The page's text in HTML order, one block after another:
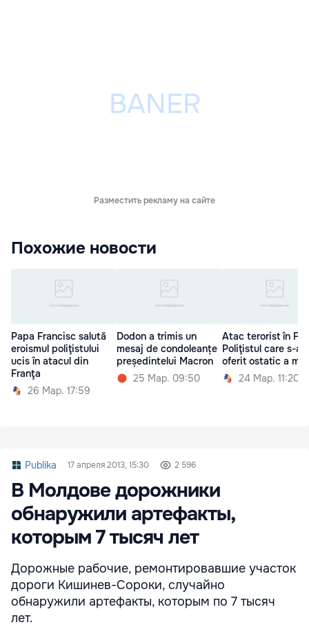
Разместить рекламу на сайте
Похожие новости
Papa Francisc salută
eroismul poliţistului
ucis în atacul din
Franţa
26 Мар. 17:59
Dodon a trimis un
mesaj de condoleanțe
președintelui Macron
25 Мар. 09:50
Atac terorist în
Poliţistul care s-a
oferit ostatic a
24 Мар. 11:20
Publika 17 апреля 2013, 15:30 2 596
В Молдове дорожники
обнаружили артефакты,
которым 7 тысяч лет
Дорожные рабочие, ремонтировавшие участок
дороги Кишинев-Сороки, случайно
обнаружили артефакты, которым по 7 тысяч
лет.